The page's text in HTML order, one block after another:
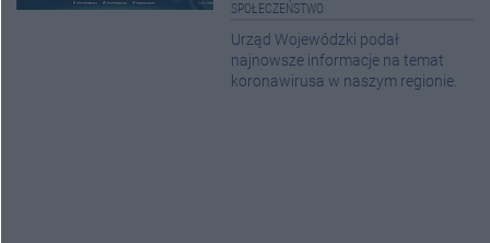
SPOŁECZEŃSTWO
Urząd Wojewódzki podał
najnowsze informacje na temat
koronawirusa w naszym regionie.